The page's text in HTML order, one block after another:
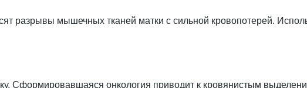
разрывы мышечных тканей матки с сильной кровопотерей.
Сформировавшаяся онкология приводит к кровянистым